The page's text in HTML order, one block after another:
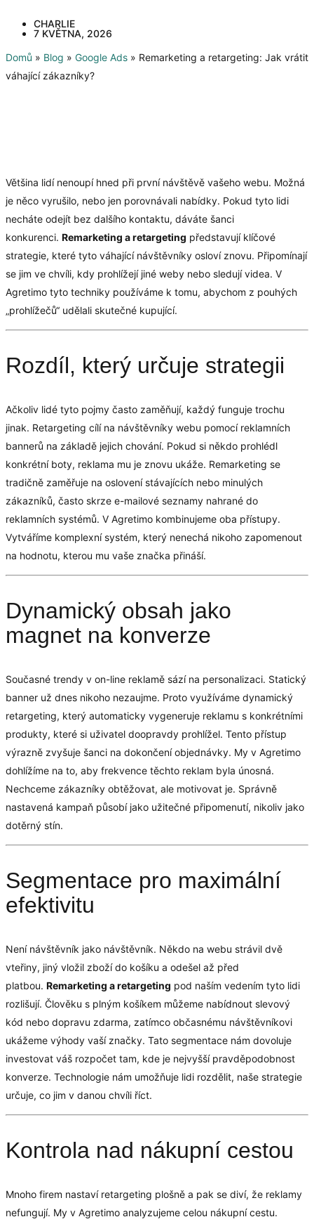
CHARLIE
7 KVĚTNA, 2026
Domů » Blog » Google Ads » Remarketing a retargeting: Jak vrátit
váhající zákazníky?
Většina lidí nenoupí hned při první návštěvě vašeho webu. Možná
je něco vyrušilo, nebo jen porovnávali nabídky. Pokud tyto lidi
necháte odejít bez dalšího kontaktu, dáváte šanci
konkurenci. Remarketing a retargeting představují klíčové
strategie, které tyto váhající návštěvníky osloví znovu. Připomínají
se jim ve chvíli, kdy prohlížejí jiné weby nebo sledují videa. V
Agretimo tyto techniky používáme k tomu, abychom z pouhých
„prohlížečů“ udělali skutečné kupující.
Rozdíl, který určuje strategii
Ačkoliv lidé tyto pojmy často zaměňují, každý funguje trochu
jinak. Retargeting cílí na návštěvníky webu pomocí reklamních
bannerů na základě jejich chování. Pokud si někdo prohlédl
konkrétní boty, reklama mu je znovu ukáže. Remarketing se
tradičně zaměřuje na oslovení stávajících nebo minulých
zákazníků, často skrze e-mailové seznamy nahrané do
reklamních systémů. V Agretimo kombinujeme oba přístupy.
Vytváříme komplexní systém, který nenechá nikoho zapomenout
na hodnotu, kterou mu vaše značka přináší.
Dynamický obsah jako
magnet na konverze
Současné trendy v on-line reklamě sází na personalizaci. Statický
banner už dnes nikoho nezaujme. Proto využíváme dynamický
retargeting, který automaticky vygeneruje reklamu s konkrétními
produkty, které si uživatel doopravdy prohlížel. Tento přístup
výrazně zvyšuje šanci na dokončení objednávky. My v Agretimo
dohlížíme na to, aby frekvence těchto reklam byla únosná.
Nechceme zákazníky obtěžovat, ale motivovat je. Správně
nastavená kampaň působí jako užitečné připomenutí, nikoliv jako
dotěrný stín.
Segmentace pro maximální
efektivitu
Není návštěvník jako návštěvník. Někdo na webu strávil dvě
vteřiny, jiný vložil zboží do košíku a odešel až před
platbou. Remarketing a retargeting pod naším vedením tyto lidi
rozlišují. Člověku s plným košíkem můžeme nabídnout slevový
kód nebo dopravu zdarma, zatímco občasnému návštěvníkovi
ukážeme výhody vaší značky. Tato segmentace nám dovoluje
investovat váš rozpočet tam, kde je nejvyšší pravděpodobnost
konverze. Technologie nám umožňuje lidi rozdělit, naše strategie
určuje, co jim v danou chvíli říct.
Kontrola nad nákupní cestou
Mnoho firem nastaví retargeting plošně a pak se diví, že reklamy
nefungují. My v Agretimo analyzujeme celou nákupní cestu.